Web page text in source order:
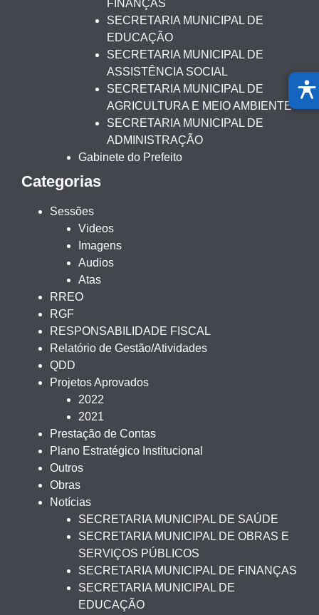
FINANÇAS
SECRETARIA MUNICIPAL DE
EDUCAÇÃO
SECRETARIA MUNICIPAL DE
ASSISTÊNCIA SOCIAL
SECRETARIA MUNICIPAL DE
AGRICULTURA E MEIO AMBIENTE
SECRETARIA MUNICIPAL DE
ADMINISTRAÇÃO
Gabinete do Prefeito
Categorias
Sessões
Videos
Imagens
Audios
Atas
RREO
RGF
RESPONSABILIDADE FISCAL
Relatório de Gestão/Atividades
QDD
Projetos Aprovados
2022
2021
Prestação de Contas
Plano Estratégico Institucional
Outros
Obras
Notícias
SECRETARIA MUNICIPAL DE SAÚDE
SECRETARIA MUNICIPAL DE OBRAS E
SERVIÇOS PÚBLICOS
SECRETARIA MUNICIPAL DE FINANÇAS
SECRETARIA MUNICIPAL DE
EDUCAÇÃO